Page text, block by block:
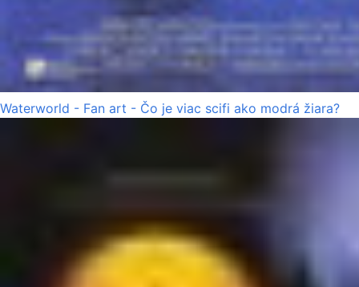
Waterworld - Fan art - Čo je viac scifi ako modrá žiara?